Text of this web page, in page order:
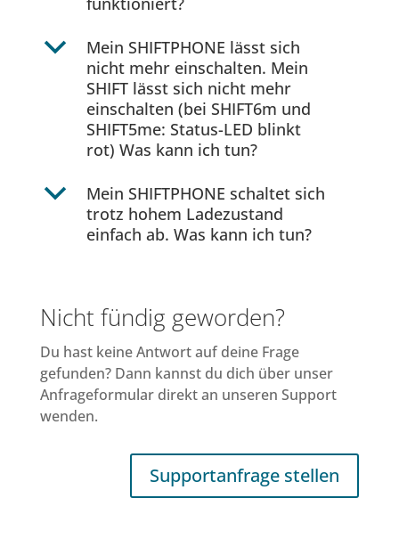
b
Mein SHIFTPHONE lässt sich
nicht mehr einschalten. Mein
SHIFT lässt sich nicht mehr
einschalten (bei SHIFT6m und
SHIFT5me: Status-LED blinkt
rot) Was kann ich tun?
b
Mein SHIFTPHONE schaltet sich
trotz hohem Ladezustand
einfach ab. Was kann ich tun?
Nicht fündig geworden?
Du hast keine Antwort auf deine Frage
gefunden? Dann kannst du dich über unser
Anfrageformular direkt an unseren Support
wenden.
Supportanfrage stellen